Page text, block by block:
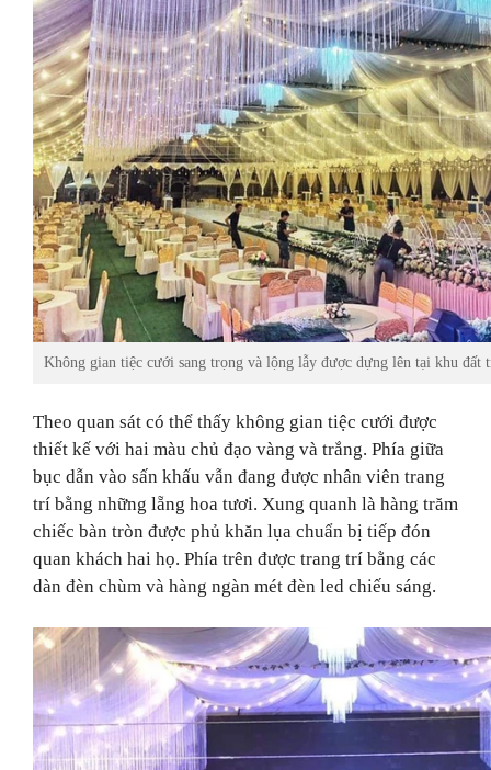
Không gian tiệc cưới sang trọng và lộng lẫy được dựng lên tại khu đất
Theo quan sát có thể thấy không gian tiệc cưới được
thiết kế với hai màu chủ đạo vàng và trắng. Phía giữa
bục dẫn vào sấn khấu vẫn đang được nhân viên trang
trí bằng những lẵng hoa tươi. Xung quanh là hàng trăm
chiếc bàn tròn được phủ khăn lụa chuẩn bị tiếp đón
quan khách hai họ. Phía trên được trang trí bằng các
dàn đèn chùm và hàng ngàn mét đèn led chiếu sáng.